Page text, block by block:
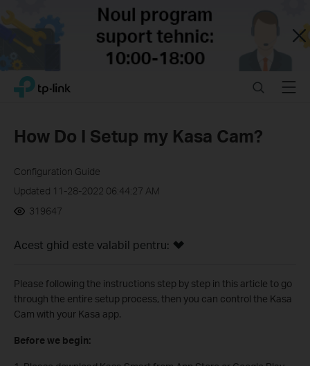
Close
Click
navigation
TP-Link, Reliably Smart SearchMenu
How Do I Setup my Kasa Cam?
Configuration Guide
Updated 11-28-2022 06:44:27 AM
319647
Acest ghid este valabil pentru:
Please following the instructions step by step in this article to go
through the entire setup process, then you can control the Kasa
Cam with your Kasa app.
Before we begin: